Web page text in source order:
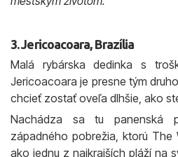
3. Jericoacoara, Brazília
Malá rybárska dedinka s
Jericoacoara je presne tým
chcieť zostať oveľa dlhšie, ako
Nachádza sa tu panenská
západného pobrežia, ktorú The
ako jednu z najkrajších pláží na